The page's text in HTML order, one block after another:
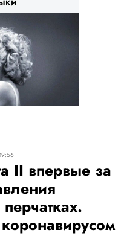
II впервые за